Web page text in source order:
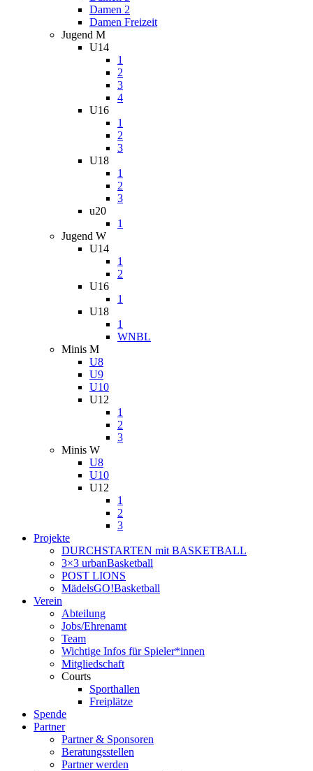
Damen 2
Damen Freizeit
Jugend M
U14
1
2
3
4
U16
1
2
3
U18
1
2
3
u20
1
Jugend W
U14
1
2
U16
1
U18
1
WNBL
Minis M
U8
U9
U10
U12
1
2
3
Minis W
U8
U10
U12
1
2
3
Projekte
DURCHSTARTEN mit BASKETBALL
3×3 urbanBasketball
POST LIONS
MädelsGO!Basketball
Verein
Abteilung
Jobs/Ehrenamt
Team
Wichtige Infos für Spieler*innen
Mitgliedschaft
Courts
Sporthallen
Freiplätze
Spende
Partner
Partner & Sponsoren
Beratungsstellen
Partner werden